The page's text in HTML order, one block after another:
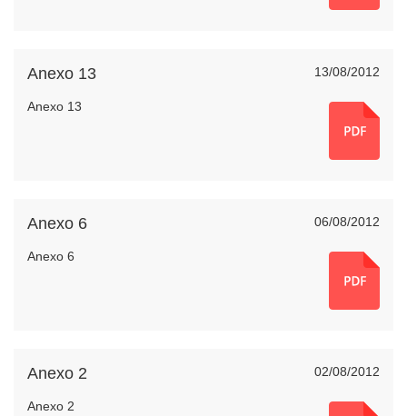
13/08/2012
Anexo 13
Anexo 13
06/08/2012
Anexo 6
Anexo 6
02/08/2012
Anexo 2
Anexo 2